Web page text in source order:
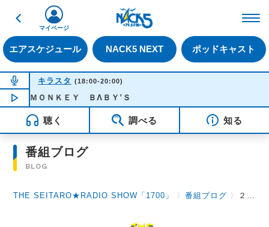
戻る
エアスケジュール NACK5 NEXT ポッドキャスト
マイページ
NOW ON AIR
キラスタ (18:00-20:00)
NOW PLAYING19:15
ＯＮＫＥＹ ＢΛＢＹ’Ｓ
聴く 調べる 知る
番組ブログ
BLOG
THE SEITARO★RADIO SHOW「1700」 〉番組ブログ 〉 ２月１１日（木）